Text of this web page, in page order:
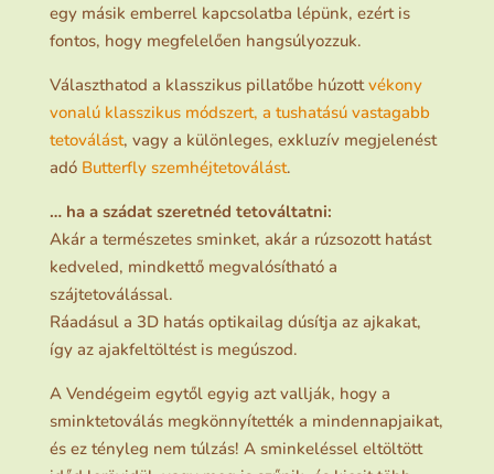
egy másik emberrel kapcsolatba lépünk, ezért is
fontos, hogy megfelelően hangsúlyozzuk.
Választhatod a klasszikus pillatőbe húzottvékony
vonalú klasszikus módszert, a tushatású vastagabb
tetoválást, vagy a különleges, exkluzív megjelenést
adó Butterfly szemhéjtetoválást.
… ha a szádat szeretnéd tetováltatni:
Akár a természetes sminket, akár a rúzsozott hatást
kedveled, mindkettő megvalósítható a
szájtetoválással.
Ráadásul a 3D hatás optikailag dúsítja az ajkakat,
így az ajakfeltöltést is megúszod.
A Vendégeim egytől egyig azt vallják, hogy a
sminktetoválás megkönnyítették a mindennapjaikat,
és ez tényleg nem túlzás! A sminkeléssel eltöltött